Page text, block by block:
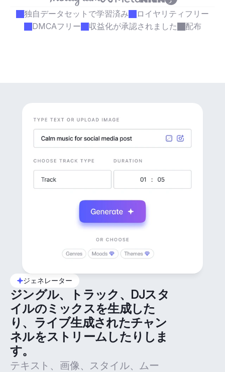
独自データセットで学習済み
ロイヤリティフリー
DMCAフリー
収益化が承認されました 配布
ジェネレーター
ジングル、トラック、DJスタ
イルのミックスを生成した
り、ライブ生成されたチャン
ネルをストリームしたりしま
す。
テキスト、画像、スタイル、ムー